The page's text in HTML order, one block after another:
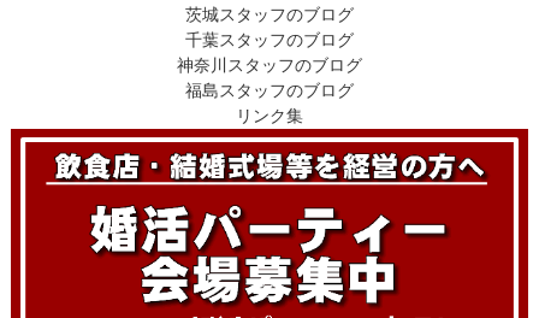
茨城スタッフのブログ
千葉スタッフのブログ
神奈川スタッフのブログ
福島スタッフのブログ
リンク集